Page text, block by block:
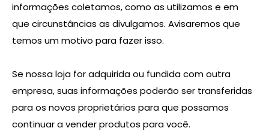
informações coletamos, como as utilizamos e em
que circunstâncias as divulgamos. Avisaremos que
temos um motivo para fazer isso.
Se nossa loja for adquirida ou fundida com outra
empresa, suas informações poderão ser transferidas
para os novos proprietários para que possamos
continuar a vender produtos para você.